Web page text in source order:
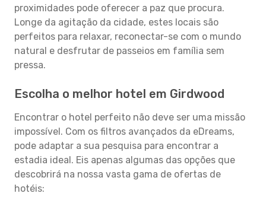
proximidades pode oferecer a paz que procura.
Longe da agitação da cidade, estes locais são
perfeitos para relaxar, reconectar-se com o mundo
natural e desfrutar de passeios em família sem
pressa.
Escolha o melhor hotel em Girdwood
Encontrar o hotel perfeito não deve ser uma missão
impossível. Com os filtros avançados da eDreams,
pode adaptar a sua pesquisa para encontrar a
estadia ideal. Eis apenas algumas das opções que
descobrirá na nossa vasta gama de ofertas de
hotéis: